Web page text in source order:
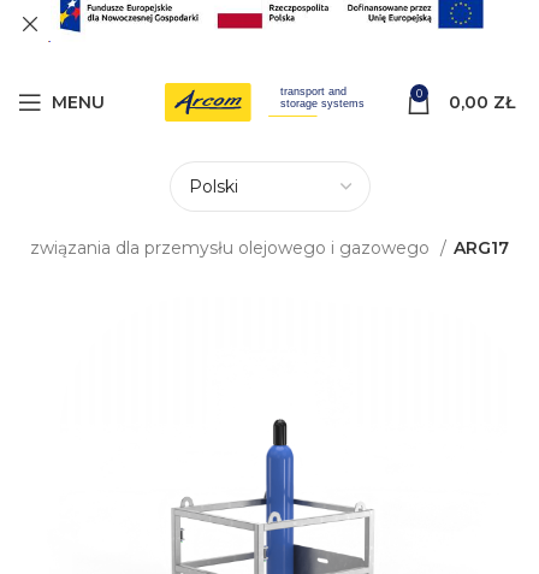
MENU 0 0,00 ZŁ
Rozwiązania dla przemysłu olejowego i gazowego ARG17